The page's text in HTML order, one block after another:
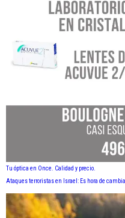
Tu óptica en Once. Calidad y precio.
Ataques terroristas en Israel: Es hora de